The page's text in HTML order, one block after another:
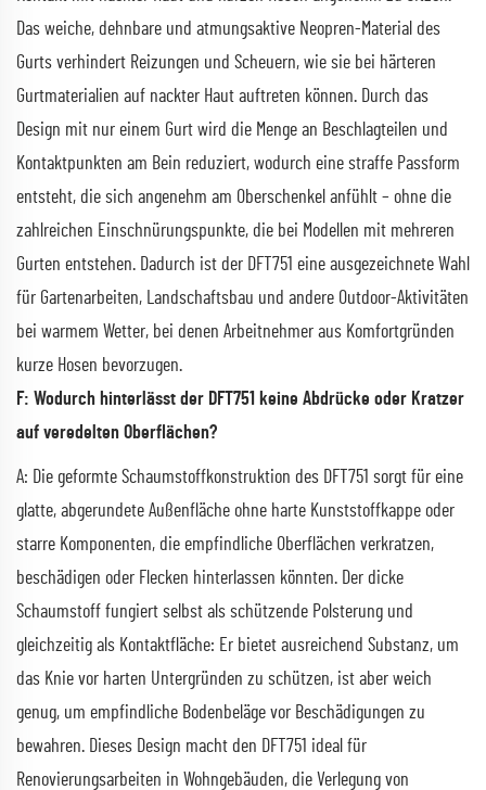
Das weiche, dehnbare und atmungsaktive Neopren-Material des
Gurts verhindert Reizungen und Scheuern, wie sie bei härteren
Gurtmaterialien auf nackter Haut auftreten können. Durch das
Design mit nur einem Gurt wird die Menge an Beschlagteilen und
Kontaktpunkten am Bein reduziert, wodurch eine straffe Passform
entsteht, die sich angenehm am Oberschenkel anfühlt – ohne die
zahlreichen Einschnürungspunkte, die bei Modellen mit mehreren
Gurten entstehen. Dadurch ist der DFT751 eine ausgezeichnete Wahl
für Gartenarbeiten, Landschaftsbau und andere Outdoor-Aktivitäten
bei warmem Wetter, bei denen Arbeitnehmer aus Komfortgründen
kurze Hosen bevorzugen.
F: Wodurch hinterlässt der DFT751 keine Abdrücke oder Kratzer
auf veredelten Oberflächen?
A: Die geformte Schaumstoffkonstruktion des DFT751 sorgt für eine
glatte, abgerundete Außenfläche ohne harte Kunststoffkappe oder
starre Komponenten, die empfindliche Oberflächen verkratzen,
beschädigen oder Flecken hinterlassen könnten. Der dicke
Schaumstoff fungiert selbst als schützende Polsterung und
gleichzeitig als Kontaktfläche: Er bietet ausreichend Substanz, um
das Knie vor harten Untergründen zu schützen, ist aber weich
genug, um empfindliche Bodenbeläge vor Beschädigungen zu
bewahren. Dieses Design macht den DFT751 ideal für
Renovierungsarbeiten in Wohngebäuden, die Verlegung von